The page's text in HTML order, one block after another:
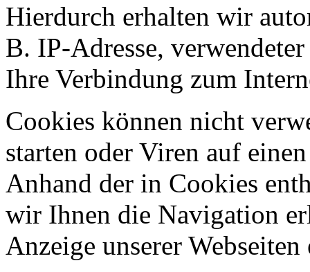
Hierdurch erhalten wir
B. IP-Adresse,
Ihre Verbindung zum
Cookies können nicht
starten oder Viren auf
Anhand der in Cookies
wir Ihnen die Navigation
Anzeige unserer